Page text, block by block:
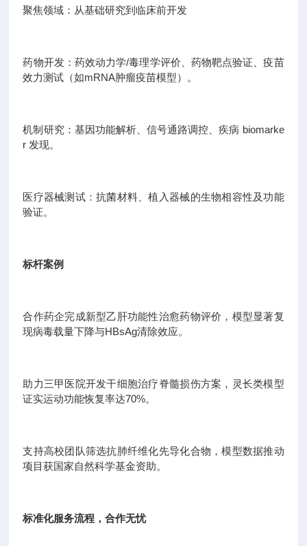
聚焦领域：从基础研究到临床前开发
药物开发：药效动力学/毒理学评价、药物靶点验证、疫苗
效力测试（如mRNA肿瘤疫苗模型）。
机制研究：基因功能解析、信号通路调控、疾病 biomarke
r 发现。
医疗器械测试：抗菌材料、植入器械的生物相容性及功能
验证。
标杆案例
合作药企完成新型乙肝功能性治愈药物评价，模型显著复
现病毒载量下降与HBsAg清除效应。
助力三甲医院开发干细胞治疗脊髓损伤方案，灵长类模型
证实运动功能恢复率达70%。
支持高校团队筛选抗肺纤维化先导化合物，模型数据推动
项目获国家自然科学基金资助。
标准化服务流程，合作无忧